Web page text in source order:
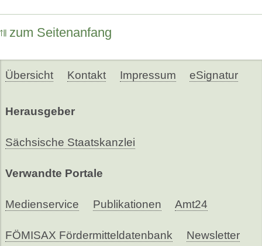
zum Seitenanfang
Übersicht Kontakt Impressum eSignatur
Herausgeber
Sächsische Staatskanzlei
Verwandte Portale
Medienservice Publikationen Amt24
FÖMISAX Fördermitteldatenbank Newsletter